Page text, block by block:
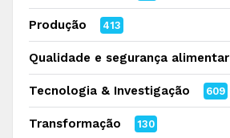
Produção 413
Qualidade e segurança alimentar
Tecnologia & Investigação 609
Transformação 130